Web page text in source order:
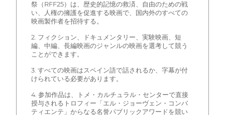
祭（RFF25）は、歴史的記憶の救済、自由のための戦
い、人権の擁護を促進する映画で、国内外のすべての
映画製作者を招待する。
2. フィクション、ドキュメンタリー、実験映画、短
編、中編、長編映画のジャンルの映画を選考して競う
ことができます。
3. すべての映画はスペイン語で話されるか、字幕が付
けられている必要があります。
4. 参加作品は、トメ・カルチュラル・センターで直接
授与されるトロフィー「エル・ジョーヴェン・コンバ
ティエンテ」からなる名誉パブリックアワードを競い